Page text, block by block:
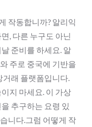
작동합니까? 알리익
, 다른 누구도 아닌
준비를 하세요. 알
주로 중국에 기반을
거래 플랫폼입니다.
지 마세요. 이 가상
추구하는 요령 있
니다.그럼 어떻게 작